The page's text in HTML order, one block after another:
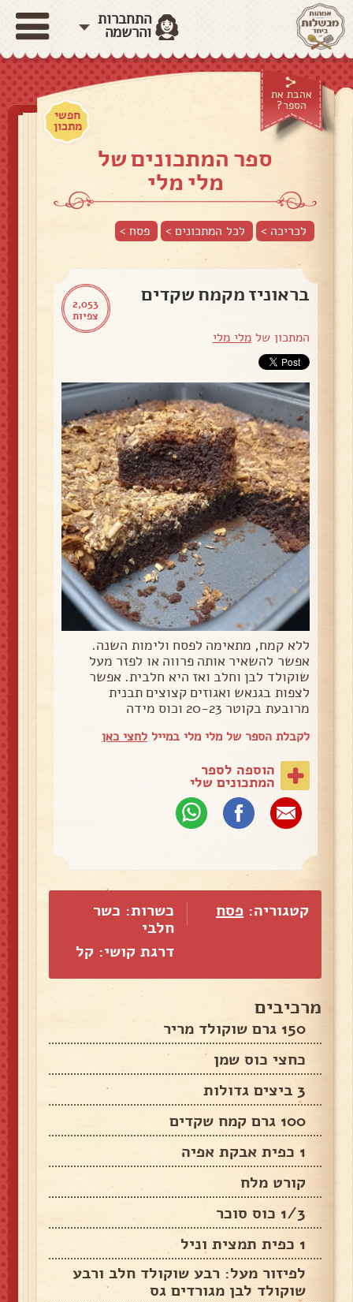
התחברות
והרשמה
אהבת את
הספר?
חפשי
מתכון
ספר המתכונים של
מלי מלי
לכריכה > לכל המתכונים > פסח >
2,053
צפיות
בראוניז מקמח שקדים
המתכון שלמלי מלי
ללא קמח, מתאימה לפסח ולימות השנה.
אפשר להשאיר אותה פרווה או לפזר מעל
שוקולד לבן וחלב ואז היא חלבית. אפשר
לצפות בגנאש ואגוזים קצוצים תבנית
מרובעת בקוטר 20-23 וכוס מידה
לקבלת הספר של מלי מלי במייללחצי כאן
הוספה לספר
המתכונים שלי
קטגוריה: פסח
כשרות: כשר
חלבי
דרגת קושי: קל
מרכיבים
150 גרם שוקולד מריר
כחצי כוס שמן
3 ביצים גדולות
100 גרם קמח שקדים
1 כפית אבקת אפיה
קורט מלח
1/3 כוס סוכר
1 כפית תמצית וניל
לפיזור מעל: רבע שוקולד חלב ורבע
שוקולד לבן מגורדים גס